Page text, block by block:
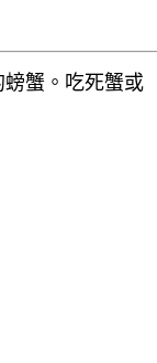
蟹。吃死蟹或